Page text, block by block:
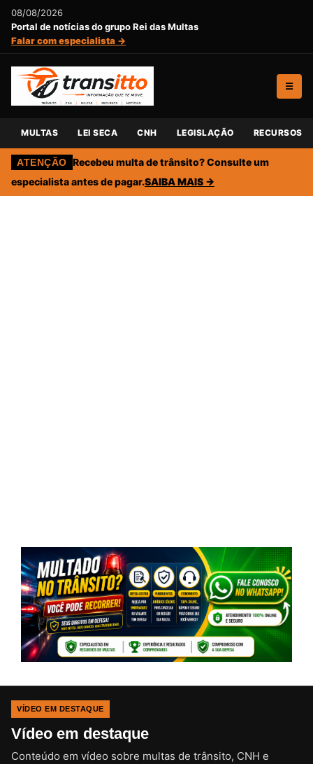
08/08/2026
Portal de notícias do grupo Rei das Multas
Falar com especialista →
☰
MULTAS LEI SECA CNH LEGISLAÇÃO RECURSOS
ATENÇÃO Recebeu multa de trânsito? Consulte um
especialista antes de pagar.SAIBA MAIS →
VÍDEO EM DESTAQUE
Vídeo em destaque
Conteúdo em vídeo sobre multas de trânsito, CNH e